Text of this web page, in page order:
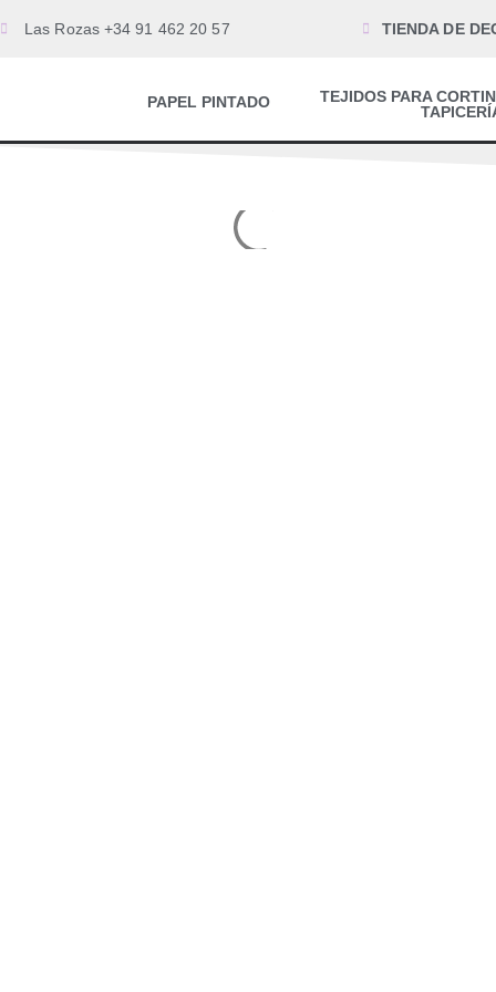
Las Rozas +34 91 462 20 57 TIENDA DE
PAPEL PINTADO
TEJIDOS PARA